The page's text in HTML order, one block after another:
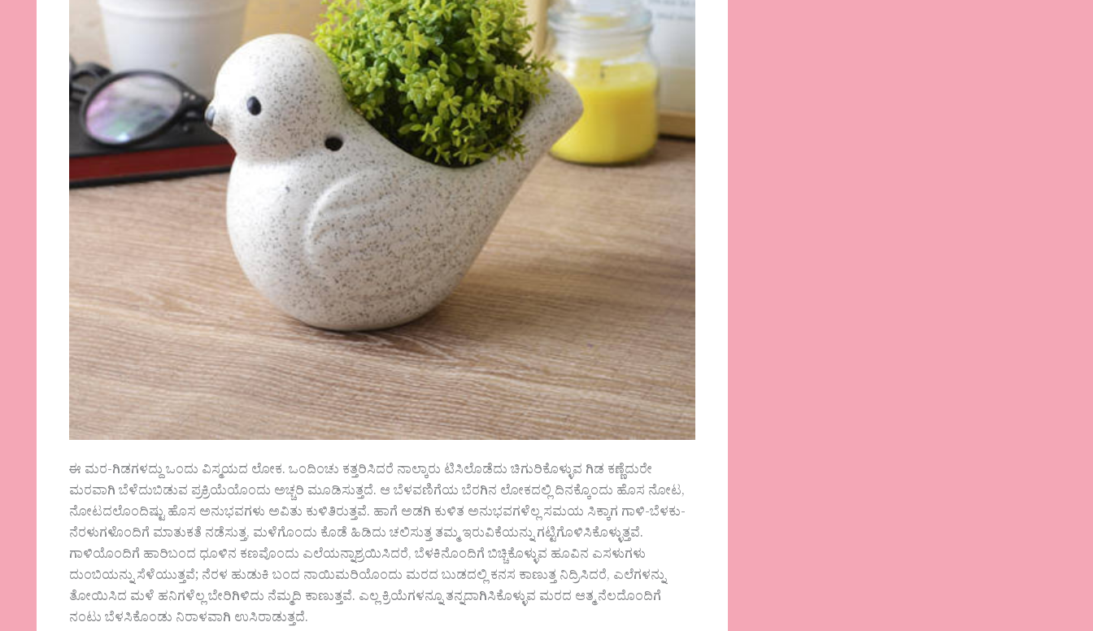
ಈ ಮರ-ಗಿಡಗಳದ್ದು ಒಂದು ವಿಸ್ಮಯದ ಲೋಕ. ಒಂದಿಂಚು ಕತ್ತರಿಸಿದರೆ ನಾಲ್ಕಾರು ಟಿಸಿಲೊಡೆದು ಚಿಗುರಿಕೊಳ್ಳುವ ಗಿಡ ಕಣ್ಣೆದುರೇ
ಮರವಾಗಿ ಬೆಳೆದುಬಿಡುವ ಪ್ರಕ್ರಿಯೆಯೊಂದು ಅಚ್ಚರಿ ಮೂಡಿಸುತ್ತದೆ. ಆ ಬೆಳವಣಿಗೆಯ ಬೆರಗಿನ ಲೋಕದಲ್ಲಿ ದಿನಕ್ಕೊಂದು ಹೊಸ ನೋಟ,
ನೋಟದಲೊಂದಿಷ್ಟು ಹೊಸ ಅನುಭವಗಳು ಅವಿತು ಕುಳಿತಿರುತ್ತವೆ. ಹಾಗೆ ಅಡಗಿ ಕುಳಿತ ಅನುಭವಗಳೆಲ್ಲ ಸಮಯ ಸಿಕ್ಕಾಗ ಗಾಳಿ-ಬೆಳಕು-
ನೆರಳುಗಳೊಂದಿಗೆ ಮಾತುಕತೆ ನಡೆಸುತ್ತ, ಮಳೆಗೊಂದು ಕೊಡೆ ಹಿಡಿದು ಚಲಿಸುತ್ತ ತಮ್ಮ ಇರುವಿಕೆಯನ್ನು ಗಟ್ಟಿಗೊಳಿಸಿಕೊಳ್ಳುತ್ತವೆ.
ಗಾಳಿಯೊಂದಿಗೆ ಹಾರಿಬಂದ ಧೂಳಿನ ಕಣವೊಂದು ಎಲೆಯನ್ನಾಶ್ರಯಿಸಿದರೆ, ಬೆಳಕಿನೊಂದಿಗೆ ಬಿಚ್ಚಿಕೊಳ್ಳುವ ಹೂವಿನ ಎಸಳುಗಳು
ದುಂಬಿಯನ್ನು ಸೆಳೆಯುತ್ತವೆ; ನೆರಳ ಹುಡುಕಿ ಬಂದ ನಾಯಿಮರಿಯೊಂದು ಮರದ ಬುಡದಲ್ಲಿ ಕನಸ ಕಾಣುತ್ತ ನಿದ್ರಿಸಿದರೆ, ಎಲೆಗಳನ್ನು
ತೋಯಿಸಿದ ಮಳೆ ಹನಿಗಳೆಲ್ಲ ಬೇರಿಗಿಳಿದು ನೆಮ್ಮದಿ ಕಾಣುತ್ತವೆ. ಎಲ್ಲ ಕ್ರಿಯೆಗಳನ್ನೂ ತನ್ನದಾಗಿಸಿಕೊಳ್ಳುವ ಮರದ ಆತ್ಮ ನೆಲದೊಂದಿಗೆ
ನಂಟು ಬೆಳಸಿಕೊಂಡು ನಿರಾಳವಾಗಿ ಉಸಿರಾಡುತ್ತದೆ.